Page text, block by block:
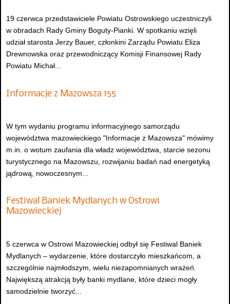
19 czerwca przedstawiciele Powiatu Ostrowskiego uczestniczyli
w obradach Rady Gminy Boguty-Pianki. W spotkaniu wzięli
udział starosta Jerzy Bauer, członkini Zarządu Powiatu Eliza
Drewnowska oraz przewodniczący Komisji Finansowej Rady
Powiatu Michał...
Informacje z Mazowsza 155
W tym wydaniu programu informacyjnego samorządu
województwa mazowieckiego "Informacje z Mazowsza" mówimy
m.in. o wotum zaufania dla władz województwa, starcie sezonu
turystycznego na Mazowszu, rozwijaniu badań nad energetyką
jądrową, nowoczesnym...
Festiwal Baniek Mydlanych w Ostrowi
Mazowieckiej
5 czerwca w Ostrowi Mazowieckiej odbył się Festiwal Baniek
Mydlanych – wydarzenie, które dostarczyło mieszkańcom, a
szczególnie najmłodszym, wielu niezapomnianych wrażeń.
Największą atrakcją były banki mydlane, które dzieci mogły
samodzielnie tworzyć...